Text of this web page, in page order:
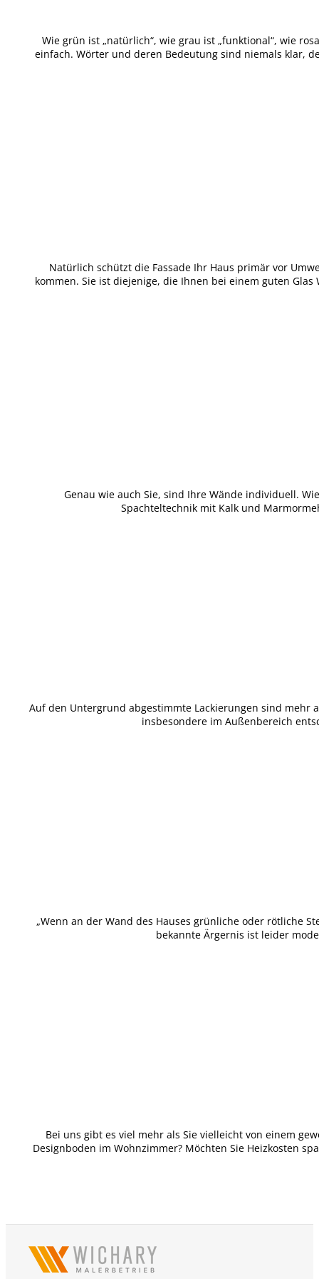
Wie grün ist „natürlich“, wie grau ist „funktional“, wie
einfach. Wörter und deren Bedeutung sind niemals klar,
Natürlich schützt die Fassade Ihr Haus primär vor
kommen. Sie ist diejenige, die Ihnen bei einem guten
Genau wie auch Sie, sind Ihre Wände individuell.
Spachteltechnik mit Kalk und
Auf den Untergrund abgestimmte Lackierungen sind
insbesondere im Außenbereich
„Wenn an der Wand des Hauses grünliche oder rötliche
bekannte Ärgernis ist leider
Bei uns gibt es viel mehr als Sie vielleicht von einem
Designboden im Wohnzimmer? Möchten Sie Heizkosten